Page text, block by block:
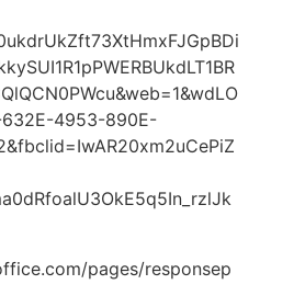
632E-4953-890E-
pages/responsep